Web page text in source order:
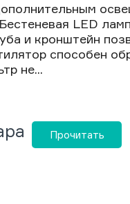
LED
и кронштейн
способен
не...
Прочитать